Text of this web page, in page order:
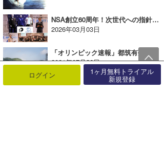
NSA創立60周年！次世代への指針「NEXT10」始動。2026年度の強化指定選手も一挙発表！
2026年03月03日
2021年07月26日
【JPSA速報】安井拓海プロ、橋本恋プロが優勝！グラチャン争いは混戦状態に！！
ログイン 1ヶ月無料トライアル
新規登録